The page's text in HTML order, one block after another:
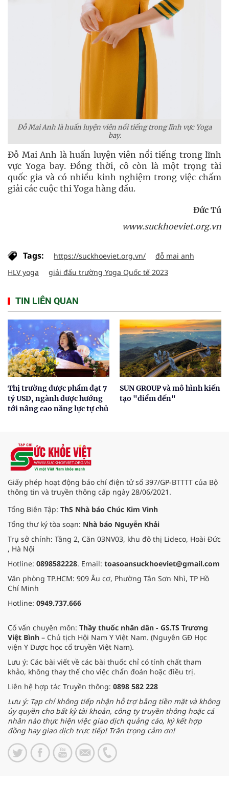
Đỗ Mai Anh là huấn luyện viên nổi tiếng trong lĩnh vực Yoga
bay.
Đỗ Mai Anh là huấn luyện viên nổi tiếng trong lĩnh
vực Yoga bay. Đồng thời, cô còn là một trọng tài
quốc gia và có nhiều kinh nghiệm trong việc chấm
giải các cuộc thi Yoga hàng đầu.
Đức Tú
www.suckhoeviet.org.vn
Tags: https://suckhoeviet.org.vn/
đỗ mai anh
HLV yoga
giải đấu trường Yoga Quốc tế 2023
TIN LIÊN QUAN
Thị trường dược phẩm đạt 7
tỷ USD, ngành dược hướng
tới nâng cao năng lực tự chủ
SUN GROUP và mô hình kiến
tạo "điểm đến"
Giấy phép hoạt động báo chí điện tử số 397/GP-BTTTT của Bộ
thông tin và truyền thông cấp ngày 28/06/2021.
Tổng Biên Tập: ThS Nhà báo Chúc Kim Vinh
Tổng thư ký tòa soạn: Nhà báo Nguyễn Khải
Trụ sở chính: Tầng 2, Căn 03NV03, khu đô thị Lideco, Hoài Đức
, Hà Nội
Hotline: 0898582228. Email: toasoansuckhoeviet@gmail.com
Văn phòng TP.HCM: 909 Âu cơ, Phường Tân Sơn Nhì, TP Hồ
Chí Minh
Hotline: 0949.737.666
Cố vấn chuyên môn: Thầy thuốc nhân dân - GS.TS Trương
Việt Bình – Chủ tịch Hội Nam Y Việt Nam. (Nguyên GĐ Học
viện Y Dược học cổ truyền Việt Nam).
Lưu ý: Các bài viết về các bài thuốc chỉ có tính chất tham
khảo, không thay thế cho việc chẩn đoán hoặc điều trị.
Liên hệ hợp tác Truyền thông: 0898 582 228
Lưu ý: Tạp chí không tiếp nhận hỗ trợ bằng tiền mặt và không
ủy quyền cho bất kỳ tài khoản, công ty truyền thông hoặc cá
nhân nào thực hiện việc giao dịch quảng cáo, ký kết hợp
đồng hay giao dịch trực tiếp! Trân trọng cảm ơn!